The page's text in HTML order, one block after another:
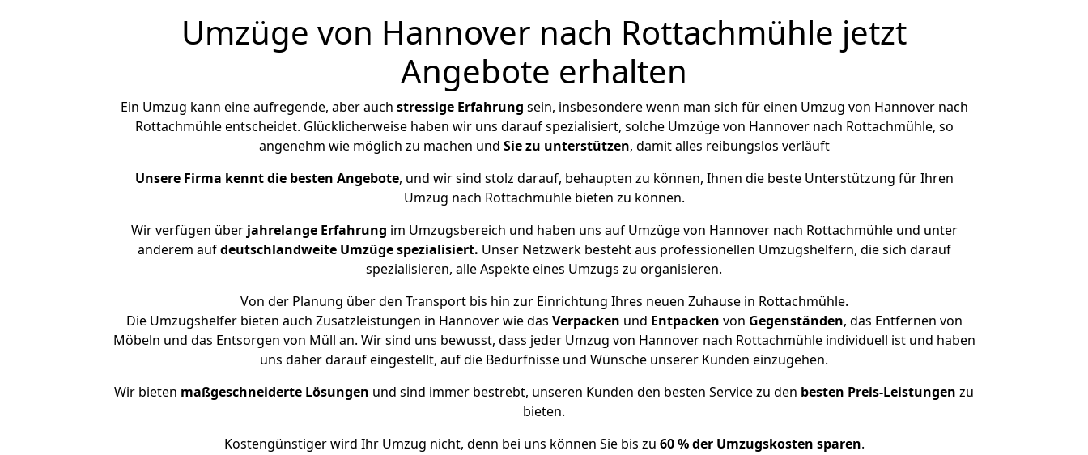
Umzüge von Hannover nach Rottachmühle jetzt
Angebote erhalten
Ein Umzug kann eine aufregende, aber auch stressige Erfahrung sein, insbesondere wenn man sich für einen Umzug von Hannover nach
Rottachmühle entscheidet. Glücklicherweise haben wir uns darauf spezialisiert, solche Umzüge von Hannover nach Rottachmühle, so
angenehm wie möglich zu machen und Sie zu unterstützen, damit alles reibungslos verläuft
Unsere Firma kennt die besten Angebote, und wir sind stolz darauf, behaupten zu können, Ihnen die beste Unterstützung für Ihren
Umzug nach Rottachmühle bieten zu können.
Wir verfügen überjahrelange Erfahrung im Umzugsbereich und haben uns auf Umzüge von Hannover nach Rottachmühle und unter
anderem aufdeutschlandweite Umzüge spezialisiert. Unser Netzwerk besteht aus professionellen Umzugshelfern, die sich darauf
spezialisieren, alle Aspekte eines Umzugs zu organisieren.
Von der Planung über den Transport bis hin zur Einrichtung Ihres neuen Zuhause in Rottachmühle.
Die Umzugshelfer bieten auch Zusatzleistungen in Hannover wie das Verpacken und Entpacken von Gegenständen, das Entfernen von
Möbeln und das Entsorgen von Müll an. Wir sind uns bewusst, dass jeder Umzug von Hannover nach Rottachmühle individuell ist und haben
uns daher darauf eingestellt, auf die Bedürfnisse und Wünsche unserer Kunden einzugehen.
Wir bieten maßgeschneiderte Lösungen und sind immer bestrebt, unseren Kunden den besten Service zu den besten Preis-Leistungen zu
bieten.
Kostengünstiger wird Ihr Umzug nicht, denn bei uns können Sie bis zu 60 % der Umzugskosten sparen.